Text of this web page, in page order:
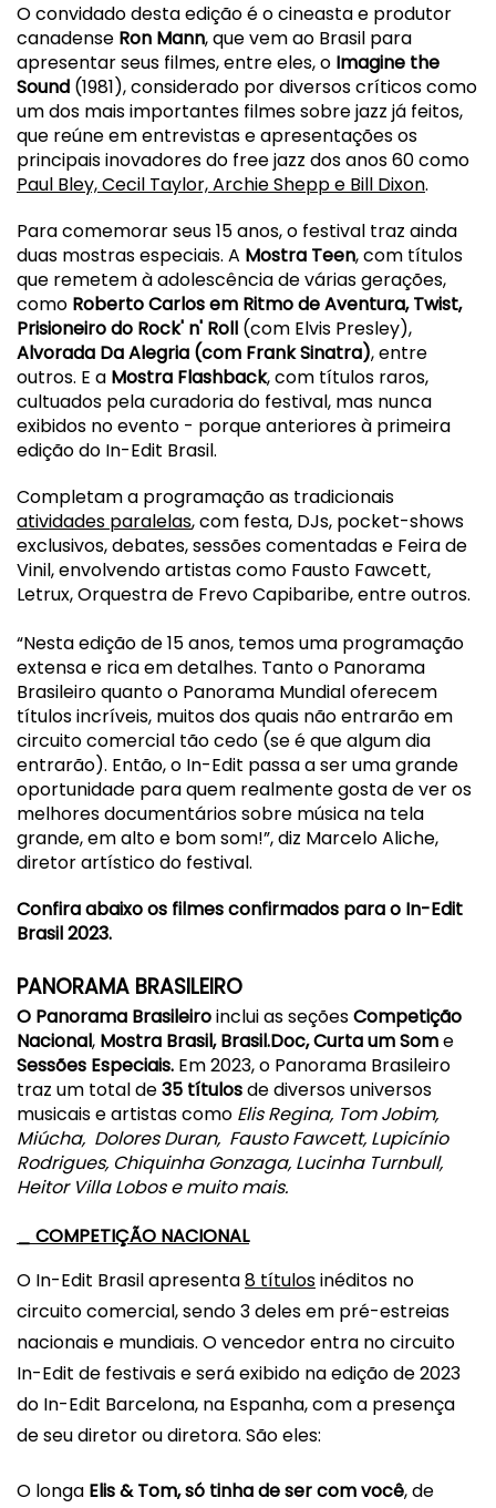
O convidado desta edição é o cineasta e produtor
canadense Ron Mann, que vem ao Brasil para
apresentar seus filmes, entre eles, o Imagine the
Sound (1981), considerado por diversos críticos como
um dos mais importantes filmes sobre jazz já feitos,
que reúne em entrevistas e apresentações os
principais inovadores do free jazz dos anos 60 como
Paul Bley, Cecil Taylor, Archie Shepp e Bill Dixon.
Para comemorar seus 15 anos, o festival traz ainda
duas mostras especiais. A Mostra Teen, com títulos
que remetem à adolescência de várias gerações,
como Roberto Carlos em Ritmo de Aventura, Twist,
Prisioneiro do Rock' n' Roll (com Elvis Presley),
Alvorada Da Alegria (com Frank Sinatra), entre
outros. E a Mostra Flashback, com títulos raros,
cultuados pela curadoria do festival, mas nunca
exibidos no evento - porque anteriores à primeira
edição do In-Edit Brasil.
Completam a programação as tradicionais
atividades paralelas, com festa, DJs, pocket-shows
exclusivos, debates, sessões comentadas e Feira de
Vinil, envolvendo artistas como Fausto Fawcett,
Letrux, Orquestra de Frevo Capibaribe, entre outros.
“Nesta edição de 15 anos, temos uma programação
extensa e rica em detalhes. Tanto o Panorama
Brasileiro quanto o Panorama Mundial oferecem
títulos incríveis, muitos dos quais não entrarão em
circuito comercial tão cedo (se é que algum dia
entrarão). Então, o In-Edit passa a ser uma grande
oportunidade para quem realmente gosta de ver os
melhores documentários sobre música na tela
grande, em alto e bom som!”, diz Marcelo Aliche,
diretor artístico do festival.
Confira abaixo os filmes confirmados para o In-Edit
Brasil2023.
PANORAMA BRASILEIRO
O Panorama Brasileiroinclui as seçõesCompetição
Nacional, Mostra Brasil,Brasil.Doc, Curta um Some
Sessões Especiais. Em 2023, o Panorama Brasileiro
traz um total de35 títulosde diversos universos
musicais e artistas como Elis Regina, Tom Jobim,
Miúcha, Dolores Duran, Fausto Fawcett, Lupicínio
Rodrigues, Chiquinha Gonzaga, Lucinha Turnbull,
Heitor Villa Lobos e muito mais.
_ COMPETIÇÃO NACIONAL
O In-Edit Brasilapresenta8 títulosinéditos no
circuito comercial, sendo 3 deles em pré-estreias
nacionais e mundiais. O vencedor entra no circuito
In-Edit de festivais e será exibido na edição de 2023
do In-Edit Barcelona, na Espanha, com a presença
de seu diretor ou diretora. São eles:
O longa Elis & Tom, só tinha de ser com você, de